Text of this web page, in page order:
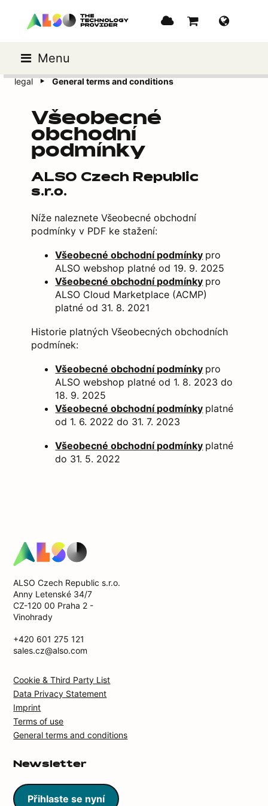
Menu
legal General terms and conditions
Všeobecné
obchodní
podmínky
ALSO Czech Republic
s.r.o.
Níže naleznete Všeobecné obchodní
podmínky v PDF ke stažení:
Všeobecné obchodní podmínky pro
ALSO webshop platné od 19. 9. 2025
Všeobecné obchodní podmínky pro
ALSO Cloud Marketplace (ACMP)
platné od 31. 8. 2021
Historie platných Všeobecných obchodních
podmínek:
Všeobecné obchodní podmínky pro
ALSO webshop platné od 1. 8. 2023 do
18. 9. 2025
Všeobecné obchodní podmínky platné
od 1. 6. 2022 do 31. 7. 2023
Všeobecné obchodní podmínky platné
do 31. 5. 2022
ALSO Czech Republic s.r.o.
Anny Letenské 34/7
CZ-120 00 Praha 2 -
Vinohrady
+420 601 275 121
sales.cz@also.com
Cookie & Third Party List
Data Privacy Statement
Imprint
Terms of use
General terms and conditions
Newsletter
Přihlaste se nyní